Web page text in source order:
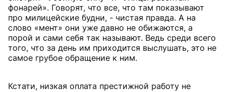
фонарей». Говорят, что все, что там показывают
про милицейские будни, - чистая правда. А на
слово «мент» они уже давно не обижаются, а
порой и сами себя так называют. Ведь среди всего
того, что за день им приходится выслушать, это не
самое грубое обращение к ним.
Кстати, низкая оплата престижной работу не